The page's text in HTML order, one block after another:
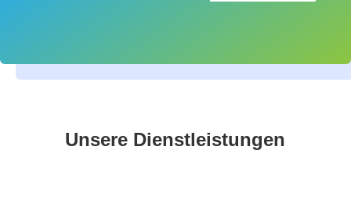
Unsere Dienstleistungen